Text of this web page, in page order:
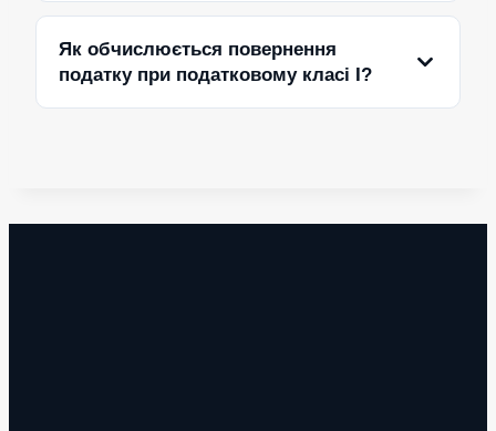
Як обчислюється повернення
податку при податковому класі I?